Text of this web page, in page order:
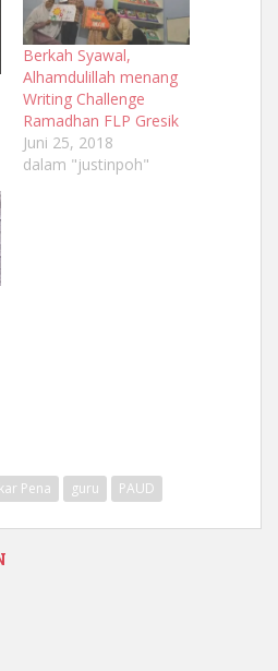
Berkah Syawal,
Alhamdulillah menang
Writing Challenge
Ramadhan FLP Gresik
Juni 25, 2018
dalam "justinpoh"
Pena guru PAUD